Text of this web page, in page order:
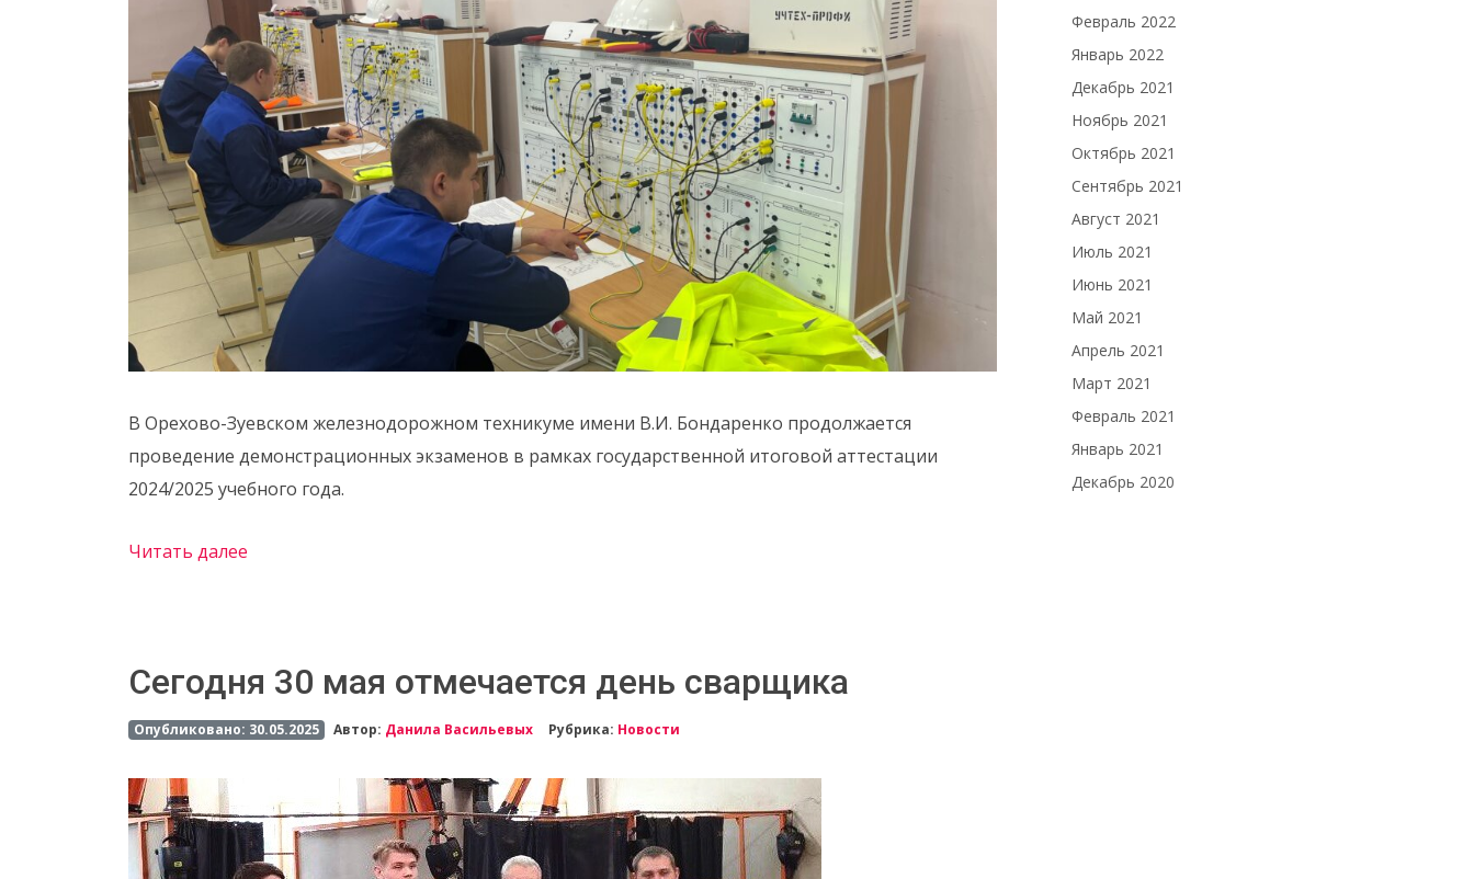
В Орехово-Зуевском железнодорожном техникуме имени В.И. Бондаренко продолжается
проведение демонстрационных экзаменов в рамках государственной итоговой аттестации
2024/2025 учебного года.
Читать далее
Сегодня 30 мая отмечается день сварщика
Опубликовано: 30.05.2025 Автор: Данила Васильевых Рубрика: Новости
Февраль 2022
Январь 2022
Декабрь 2021
Ноябрь 2021
Октябрь 2021
Сентябрь 2021
Август 2021
Июль 2021
Июнь 2021
Май 2021
Апрель 2021
Март 2021
Февраль 2021
Январь 2021
Декабрь 2020